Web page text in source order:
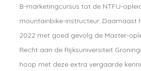
B-marketingcursus tot de NTFU-
mountainbike-instructeur. Daarnaast
2022 met goed gevolg de Master-
Recht aan de Rijksuniversiteit
hoop met deze extra vergaarde